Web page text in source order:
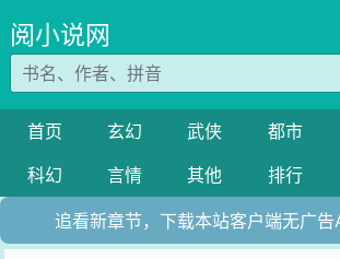
阅小说网
首页 玄幻 武侠 都市
科幻
言情 其他 排行
追看新章节，下载本站客户端无广告